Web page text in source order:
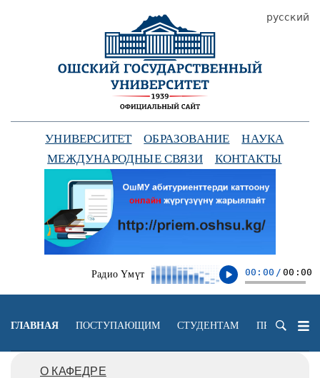
УНИВЕРСИТЕТ ОБРАЗОВАНИЕ
НАУКА
МЕЖДУНАРОДНЫЕ СВЯЗИ
КОНТАКТЫ
Радио Үмүт 00:00 / 00:00
русский
ГЛАВНАЯ ПОСТУПАЮЩИМ СТУДЕНТАМ
О КАФЕДРЕ